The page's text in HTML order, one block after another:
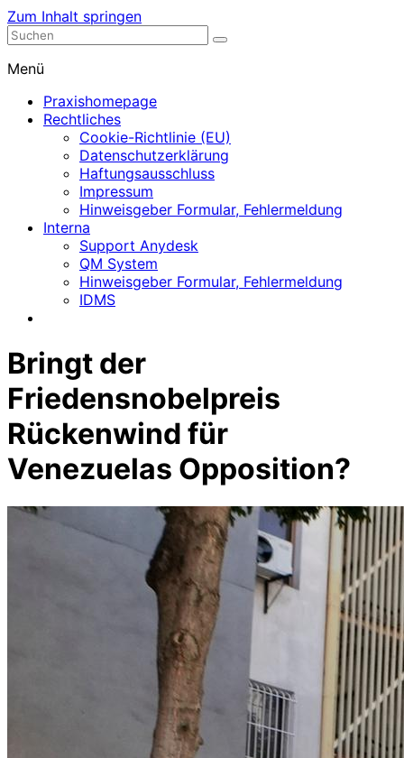
Zum Inhalt springen
Nephrologische Praxis mit Dialyse
Menü
Praxishomepage
Rechtliches
Cookie-Richtlinie (EU)
Datenschutzerklärung
Haftungsausschluss
Impressum
Hinweisgeber Formular, Fehlermeldung
Interna
Support Anydesk
QM System
Hinweisgeber Formular, Fehlermeldung
IDMS
Bringt der
Friedensnobelpreis
Rückenwind für
Venezuelas Opposition?